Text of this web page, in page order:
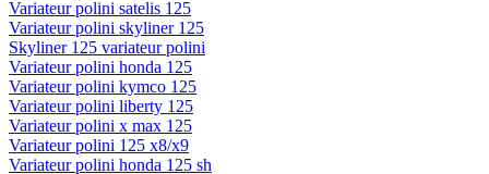
Variateur polini satelis 125
Variateur polini skyliner 125
Skyliner 125 variateur polini
Variateur polini honda 125
Variateur polini kymco 125
Variateur polini liberty 125
Variateur polini x max 125
Variateur polini 125 x8/x9
Variateur polini honda 125 sh